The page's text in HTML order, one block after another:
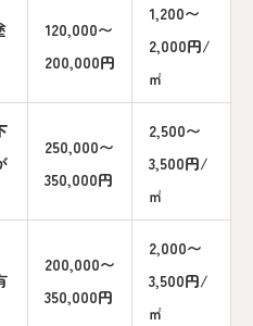
120,000〜
200,000円
1,200〜
2,000円/
㎡
250,000〜
350,000円
2,500〜
3,500円/
㎡
200,000〜
350,000円
2,000〜
3,500円/
㎡